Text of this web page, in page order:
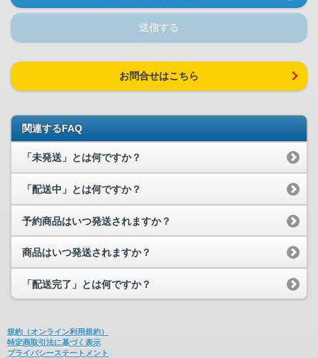
送信する
お問合せはこちら
関連するFAQ
「未発送」とは何ですか？
「配送中」とは何ですか？
予約商品はいつ発送されますか？
商品はいつ発送されますか？
「配送完了」とは何ですか？
規約（オンライン利用規約）
特定商取引法に基づく表示
プライバシーステートメント